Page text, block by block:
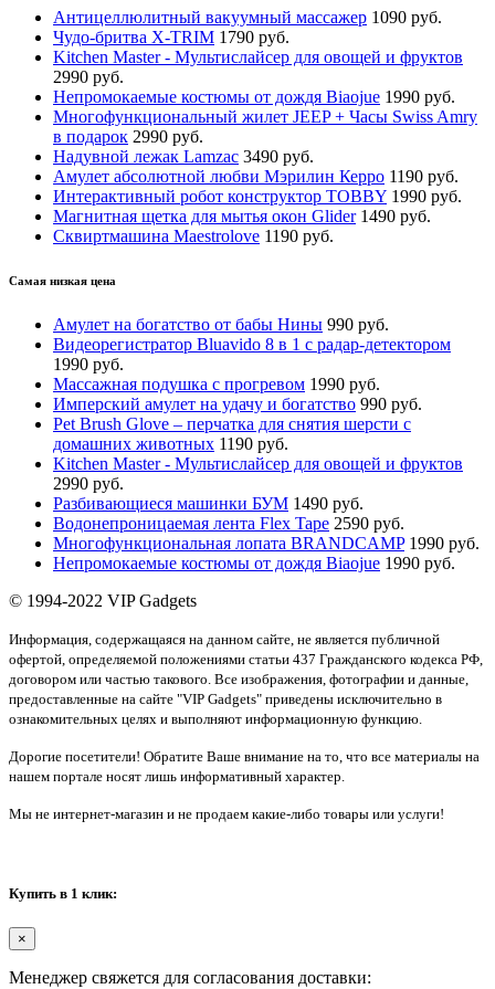
Антицеллюлитный вакуумный массажер 1090 руб.
Чудо-бритва X-TRIM 1790 руб.
Kitchen Master - Мультислайсер для овощей и фруктов
2990 руб.
Непромокаемые костюмы от дождя Biaojue 1990 руб.
Многофункциональный жилет JEEP + Часы Swiss Amry
в подарок 2990 руб.
Надувной лежак Lamzac 3490 руб.
Амулет абсолютной любви Мэрилин Керро 1190 руб.
Интерактивный робот конструктор TOBBY 1990 руб.
Магнитная щетка для мытья окон Glider 1490 руб.
Сквиртмашина Maestrolove 1190 руб.
Самая низкая цена
Амулет на богатство от бабы Нины 990 руб.
Видеорегистратор Bluavido 8 в 1 с радар-детектором
1990 руб.
Массажная подушка с прогревом 1990 руб.
Имперский амулет на удачу и богатство 990 руб.
Pet Brush Glove – перчатка для снятия шерсти с
домашних животных 1190 руб.
Kitchen Master - Мультислайсер для овощей и фруктов
2990 руб.
Разбивающиеся машинки БУМ 1490 руб.
Водонепроницаемая лента Flex Tape 2590 руб.
Многофункциональная лопата BRANDCAMP 1990 руб.
Непромокаемые костюмы от дождя Biaojue 1990 руб.
© 1994-2022 VIP Gadgets
Информация, содержащаяся на данном сайте, не является публичной
офертой, определяемой положениями статьи 437 Гражданского кодекса РФ,
договором или частью такового. Все изображения, фотографии и данные,
предоставленные на сайте "VIP Gadgets" приведены исключительно в
ознакомительных целях и выполняют информационную функцию.
Дорогие посетители! Обратите Ваше внимание на то, что все материалы на
нашем портале носят лишь информативный характер.
Мы не интернет-магазин и не продаем какие-либо товары или услуги!
Купить в 1 клик:
×
Менеджер свяжется для согласования доставки: